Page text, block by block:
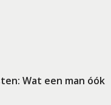
Wat een man óók